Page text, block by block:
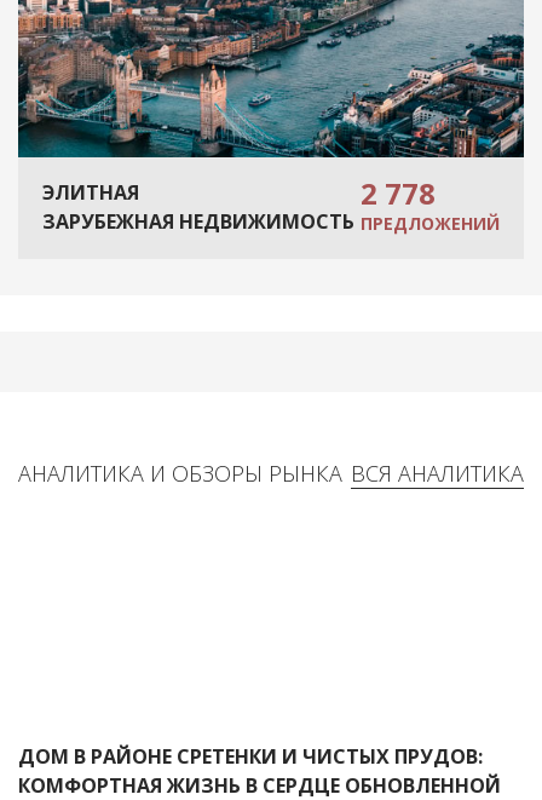
ЭЛИТНАЯ
ЗАРУБЕЖНАЯ НЕДВИЖИМОСТЬ
2 778
ПРЕДЛОЖЕНИЙ
ВСЯ АНАЛИТИКА
АНАЛИТИКА И ОБЗОРЫ РЫНКА
ДОМ В РАЙОНЕ СРЕТЕНКИ И ЧИСТЫХ ПРУДОВ:
КОМФОРТНАЯ ЖИЗНЬ В СЕРДЦЕ ОБНОВЛЕННОЙ